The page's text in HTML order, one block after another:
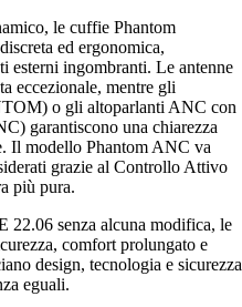
le cuffie Phantom
ed ergonomica,
esterni ingombranti. Le antenne
eccezionale, mentre gli
o gli altoparlanti ANC con
garantiscono una chiarezza
Il modello Phantom ANC va
grazie al Controllo Attivo
più pura.
22.06 senza alcuna modifica, le
comfort prolungato e
design, tecnologia e sicurezza
eguali.